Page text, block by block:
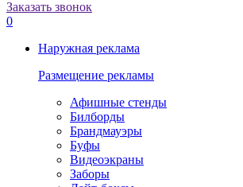
Заказать звонок
0
Наружная реклама
Размещение рекламы
Афишные стенды
Билборды
Брандмауэры
Буфы
Видеоэкраны
Заборы